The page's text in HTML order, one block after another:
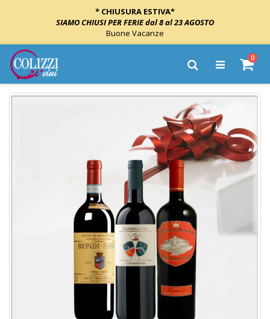
* CHIUSURA ESTIVA*
SIAMO CHIUSI PER FERIE dal 8 al 23 AGOSTO
Buone Vacanze
Salta
al
contenuto
Cart
0
Cerca
Vai